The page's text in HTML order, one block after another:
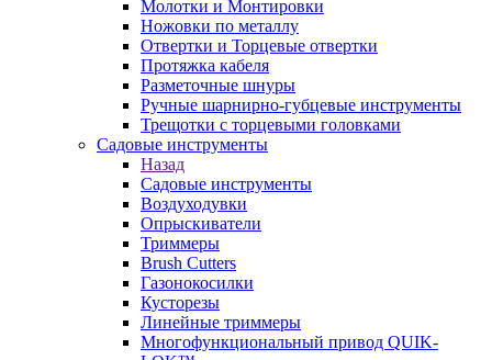
Молотки и Монтировки
Ножовки по металлу
Отвертки и Торцевые отвертки
Протяжка кабеля
Разметочные шнуры
Ручные шарнирно-губцевые инструменты
Трещотки с торцевыми головками
Садовые инструменты
Назад
Садовые инструменты
Воздуходувки
Опрыскиватели
Триммеры
Brush Cutters
Газонокосилки
Кусторезы
Линейные триммеры
Многофункциональный привод QUIK-